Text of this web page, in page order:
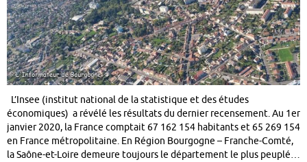
L’Insee (institut national de la statistique et des études
économiques) a révélé les résultats du dernier recensement. Au 1er
janvier 2020, la France comptait 67 162 154 habitants et 65 269 154
en France métropolitaine. En Région Bourgogne – Franche-Comté,
la Saône-et-Loire demeure toujours le département le plus peuplé…